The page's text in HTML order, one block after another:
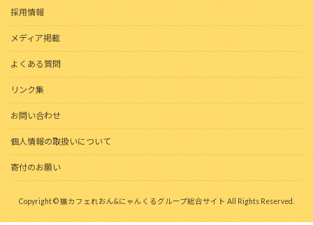
採用情報
メディア掲載
よくある質問
リンク集
お問い合わせ
個人情報の取扱いについて
寄付のお願い
Copyright © 猫カフェれおん&にゃんくるグループ総合サイト All Rights Reserved.